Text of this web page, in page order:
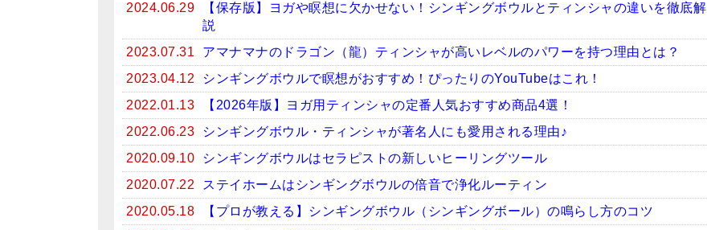
2024.06.29
【保存版】ヨガや瞑想に欠かせない！シンギングボウルとティンシャの違いを徹底解
説
2023.07.31
アマナマナのドラゴン（龍）ティンシャが高いレベルのパワーを持つ理由とは？
2023.04.12
シンギングボウルで瞑想がおすすめ！ぴったりのYouTubeはこれ！
2022.01.13
【2026年版】ヨガ用ティンシャの定番人気おすすめ商品4選！
2022.06.23
シンギングボウル・ティンシャが著名人にも愛用される理由♪
2020.09.10
シンギングボウルはセラピストの新しいヒーリングツール
2020.07.22
ステイホームはシンギングボウルの倍音で浄化ルーティン
2020.05.18
【プロが教える】シンギングボウル（シンギングボール）の鳴らし方のコツ